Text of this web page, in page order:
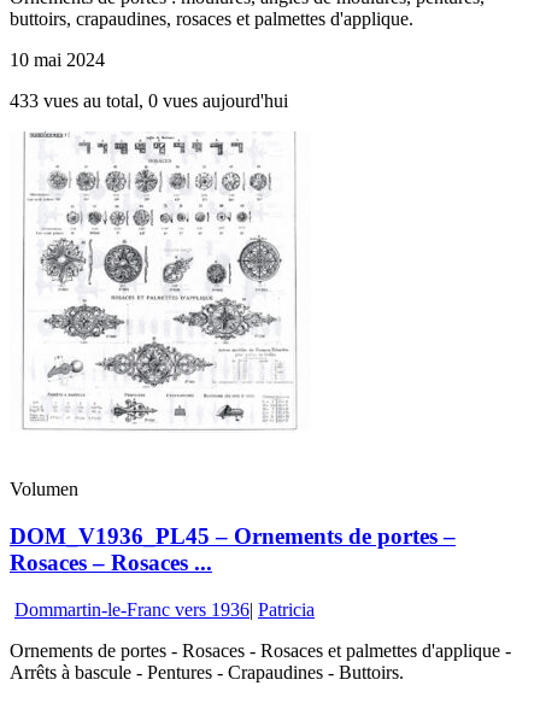
buttoirs, crapaudines, rosaces et palmettes d'applique.
10 mai 2024
433 vues au total, 0 vues aujourd'hui
Volumen
DOM_V1936_PL45 – Ornements de portes –
Rosaces – Rosaces ...
Dommartin-le-Franc vers 1936| Patricia
Ornements de portes - Rosaces - Rosaces et palmettes d'applique -
Arrêts à bascule - Pentures - Crapaudines - Buttoirs.